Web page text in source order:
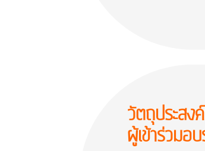
วัตถุประสง
ผู้เข้าร่วมอ